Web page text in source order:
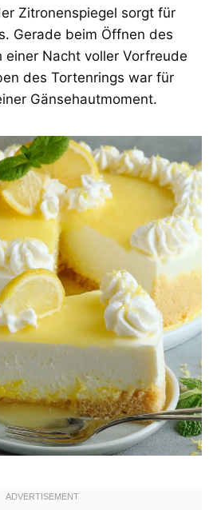
Zitronenspiegel sorgt für
Gerade beim Öffnen des
einer Nacht voller Vorfreude
des Tortenrings war für
Gänsehautmoment.